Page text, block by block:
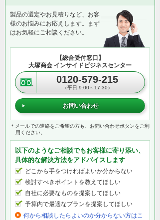
製品の選定やお見積りなど、お客
様のお悩みにお応えします。まず
はお気軽にご相談ください。
【総合受付窓口】
大塚商会 インサイドビジネスセンター
0120-579-215
（平日 9:00～17:30）
お問い合わせ
＊メールでの連絡をご希望の方も、お問い合わせボタンをご利
用ください。
以下のようなご相談でもお客様に寄り添い、
具体的な解決方法をアドバイスします
どこから手をつければよいか分からない
検討すべきポイントを教えてほしい
自社に必要なものを提案してほしい
予算内で最適なプランを提案してほしい
何から相談したらよいのか分からない方はこ